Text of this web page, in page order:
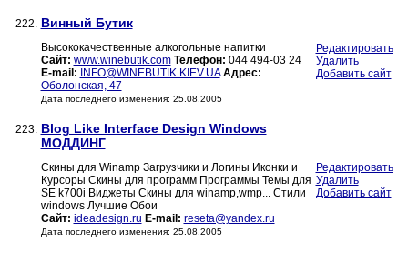
222. Винный Бутик
Высококачественные алкогольные напитки
Сайт: www.winebutik.com Телефон: 044 494-03 24
E-mail:
INFO@WINEBUTIK.KIEV.UA Адрес:
Оболонская, 47
Дата последнего изменения: 25.08.2005
Редактировать
Удалить
Добавить сайт
223. Blog Like Interface Design Windows
МОДДИНГ
Скины для Winamp Загрузчики и Логины Иконки и
Курсоры Скины для программ Программы Темы для
SE k700i Виджеты Скины для winamp,wmp... Стили
windows Лучшие Обои
Сайт: ideadesign.ru E-mail: reseta@yandex.ru
Дата последнего изменения: 25.08.2005
Редактировать
Удалить
Добавить сайт